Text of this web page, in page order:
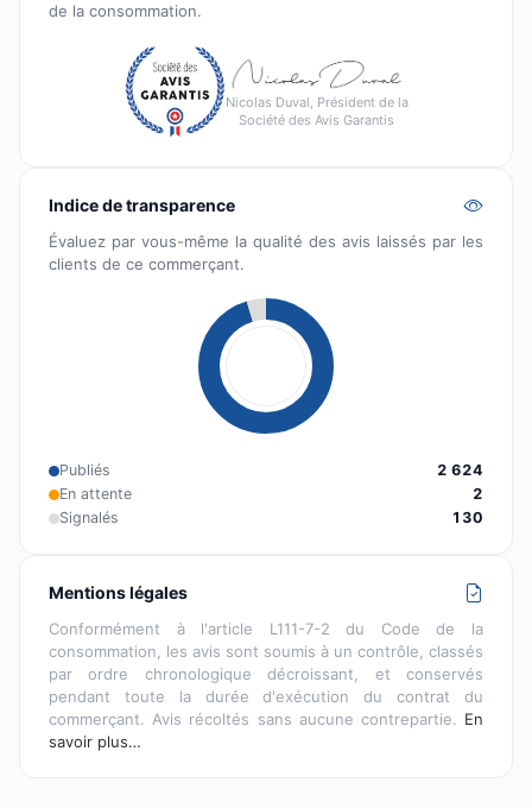
de la consommation.
Nicolas Duval, Président de la
Société des Avis Garantis
Indice de transparence
Évaluez par vous-même la qualité des avis laissés par les
clients de ce commerçant.
Publiés
2 624
En attente
2
Signalés
130
Mentions légales
Conformément à l'article L111-7-2 du Code de la
consommation, les avis sont soumis à un contrôle, classés
par ordre chronologique décroissant, et conservés
pendant toute la durée d'exécution du contrat du
commerçant. Avis récoltés sans aucune contrepartie. En
savoir plus…